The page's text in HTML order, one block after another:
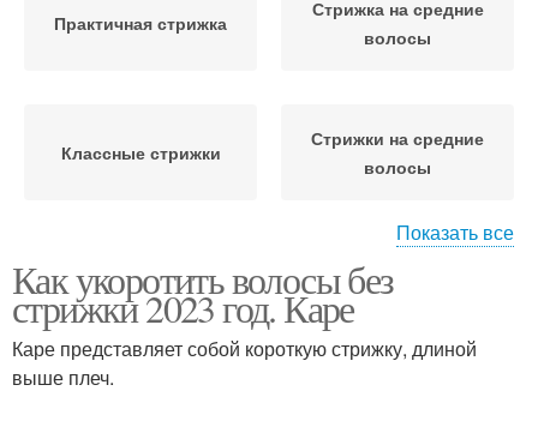
Практичная стрижка
Стрижка на средние
волосы
Классные стрижки
Стрижки на средние
волосы
Озорная стрижка
Привлекательная
стрижка
Показать все
Как укоротить волосы без
стрижки 2023 год. Каре
Каре представляет собой короткую стрижку, длиной
выше плеч.